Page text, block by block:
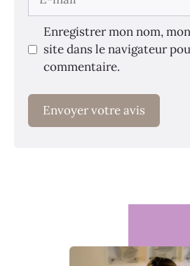
mail
Enregistrer mon nom,
site dans le navigateur
commentaire.